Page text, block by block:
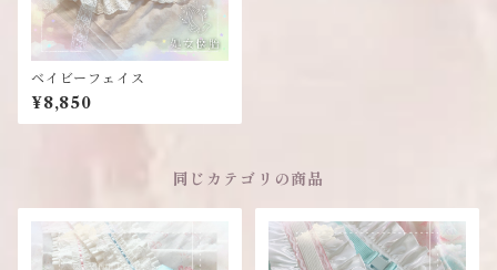
ベイビーフェイス
¥8,850
同じカテゴリの商品